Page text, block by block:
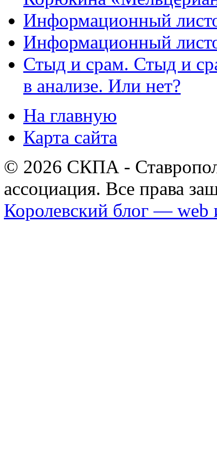
Информационный
Информационный
Стыд и срам. Стыд и
в анализе. Или нет?
На главную
Карта сайта
© 2026 СКПА -
ассоциация. Все права
Королевский блог — web